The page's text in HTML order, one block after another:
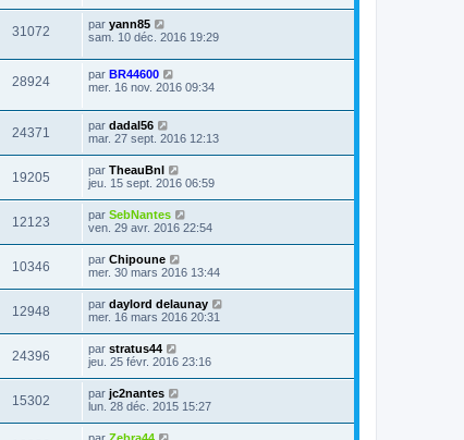
31072 par yann85
sam. 10 déc. 2016 19:29
28924 par BR44600
mer. 16 nov. 2016 09:34
24371 par dadal56
mar. 27 sept. 2016 12:13
19205 par TheauBnl
jeu. 15 sept. 2016 06:59
12123 par SebNantes
ven. 29 avr. 2016 22:54
10346 par Chipoune
mer. 30 mars 2016 13:44
12948 par daylord delaunay
mer. 16 mars 2016 20:31
24396 par stratus44
jeu. 25 févr. 2016 23:16
15302 par jc2nantes
lun. 28 déc. 2015 15:27